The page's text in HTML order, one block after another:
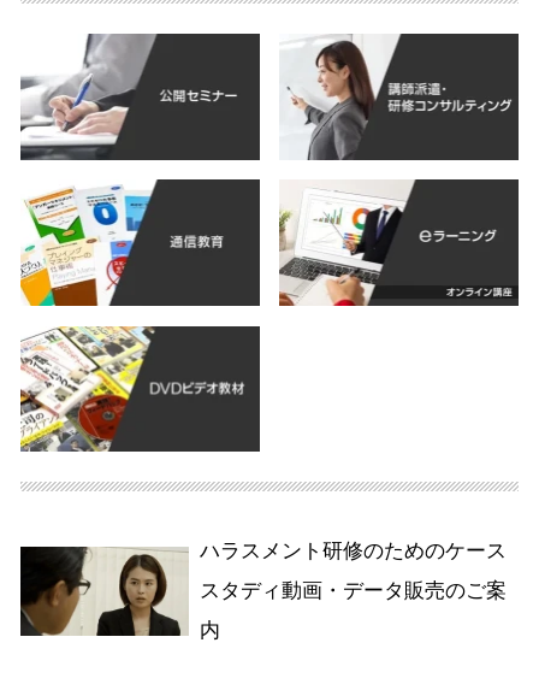
ハラスメント研修のためのケース
スタディ動画・データ販売のご案
内